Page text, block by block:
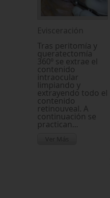
Evisceración
Tras peritomía y
queratectomía
360º se extrae el
contenido
intraocular
limpiando y
extrayendo todo el
contenido
retinouveal. A
continuación se
practican...
Ver Más